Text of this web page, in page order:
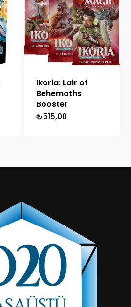
Ikoria: Lair of
Behemoths
Booster
₺515,00